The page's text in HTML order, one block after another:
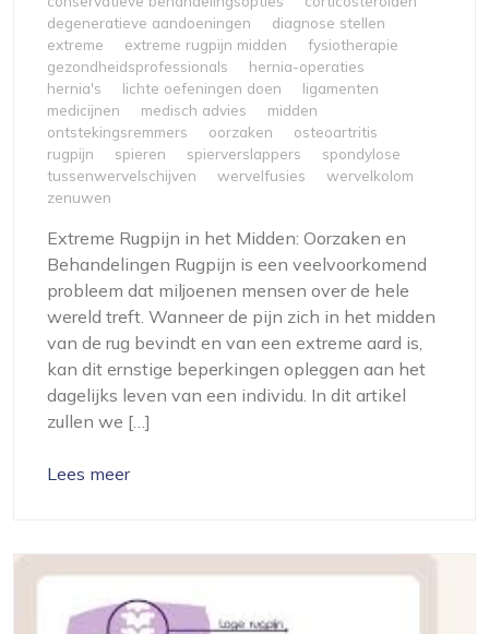
degeneratieve aandoeningen
diagnose stellen
extreme
extreme rugpijn midden
fysiotherapie
gezondheidsprofessionals
hernia-operaties
hernia's
lichte oefeningen doen
ligamenten
medicijnen
medisch advies
midden
ontstekingsremmers
oorzaken
osteoartritis
rugpijn
spieren spierverslappers
spondylose
tussenwervelschijven
wervelfusies
wervelkolom
zenuwen
Extreme Rugpijn in het Midden: Oorzaken en
Behandelingen Rugpijn is een veelvoorkomend
probleem dat miljoenen mensen over de hele
wereld treft. Wanneer de pijn zich in het midden
van de rug bevindt en van een extreme aard is,
kan dit ernstige beperkingen opleggen aan het
dagelijks leven van een individu. In dit artikel
zullen we […]
Lees meer